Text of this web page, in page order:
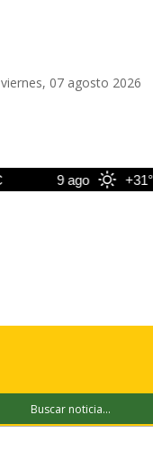
viernes, 07 agosto 2026
9 ago +31°C